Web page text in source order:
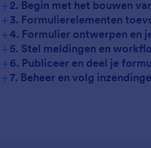
+2. Begin met het bouwen
+3. Formulierelementen
+4. Formulier ontwerpen en
+5. Stel meldingen en
+6. Publiceer en deel je
+7. Beheer en volg